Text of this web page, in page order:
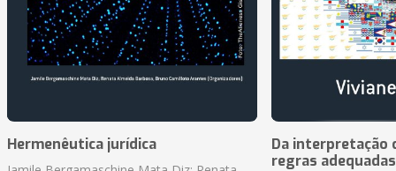
Hermenêutica jurídica
Da interpretação
regras